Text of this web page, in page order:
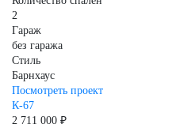
2
Гараж
без гаража
Стиль
Барнхаус
Посмотреть проект
К-67
2 711 000 ₽